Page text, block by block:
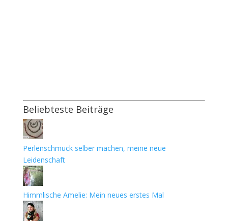
Beliebteste Beiträge
Perlenschmuck selber machen, meine neue
Leidenschaft
Himmlische Amelie: Mein neues erstes Mal